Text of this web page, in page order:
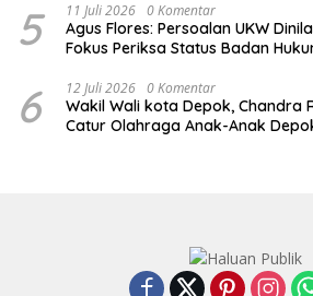
5 11 Juli 2026 0 Komentar
Agus Flores: Persoalan UKW
Fokus Periksa Status Badan
6 12 Juli 2026 0 Komentar
Wakil Wali kota Depok, Chandra
Catur Olahraga Anak-Anak